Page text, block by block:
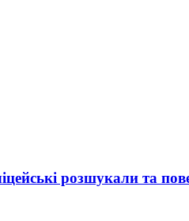
розшукали та